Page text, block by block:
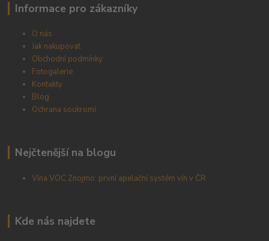
Informace pro zákazníky
O nás
Jak nakupovat
Obchodní podmínky
Fotogalerie
Kontakty
Blog
Ochrana soukromí
Nejčtenější na blogu
Vína VOC Znojmo: první apelační systém vín v ČR
Kde nás najdete